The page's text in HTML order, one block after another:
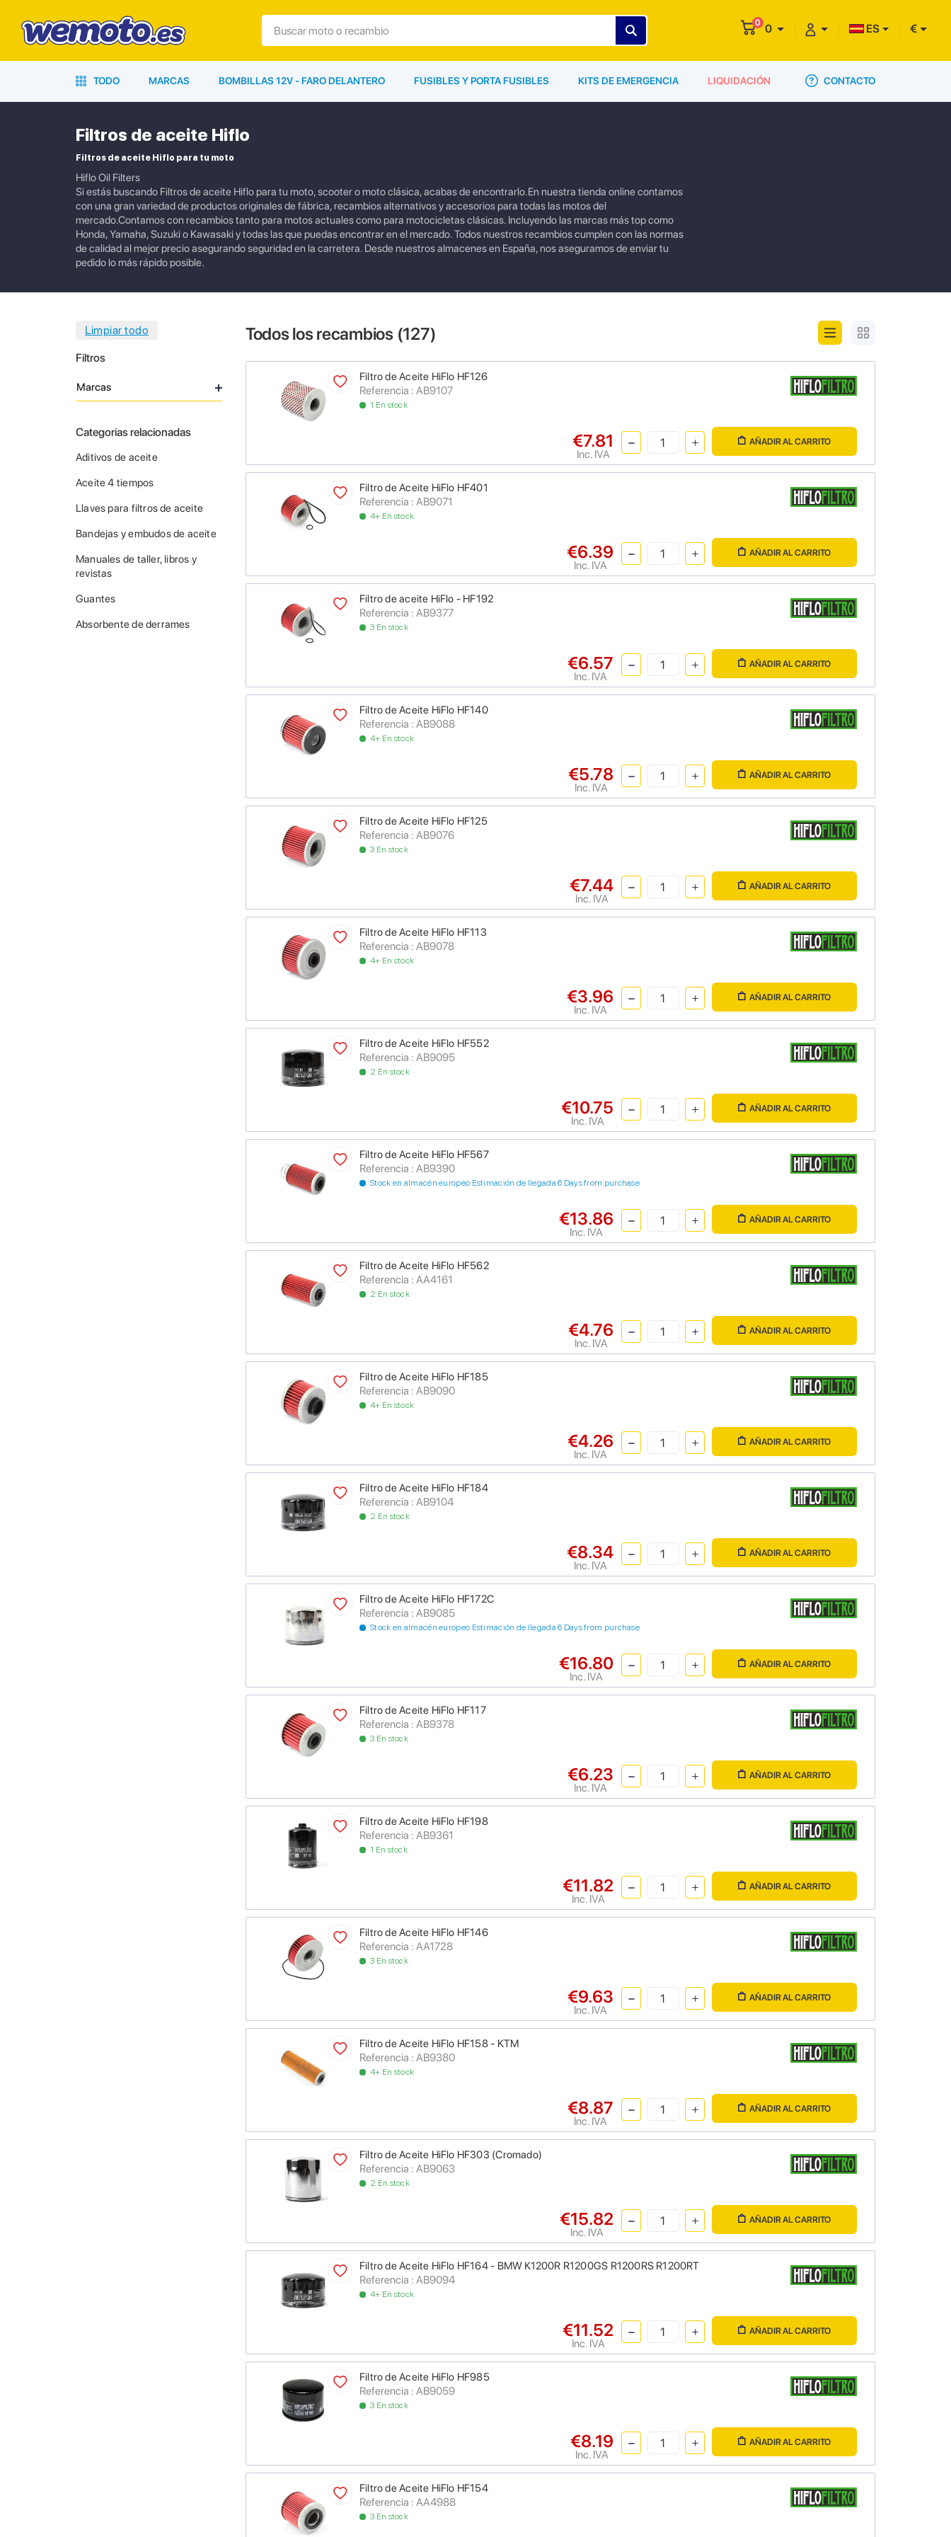
0 0 ES €
TODO MARCAS BOMBILLAS 12V - FARO DELANTERO FUSIBLES Y PORTA FUSIBLES KITS DE EMERGENCIA LIQUIDACIÓN CONTACTO
Filtros de aceite Hiflo
Filtros de aceite Hiflo para tu moto
Hiflo Oil Filters
Si estás buscando Filtros de aceite Hiflo para tu moto, scooter o moto clásica, acabas de encontrarlo.En nuestra tienda online contamos
con una gran variedad de productos originales de fábrica, recambios alternativos y accesorios para todas las motos del
mercado.Contamos con recambios tanto para motos actuales como para motocicletas clásicas. Incluyendo las marcas más top como
Honda, Yamaha, Suzuki o Kawasaki y todas las que puedas encontrar en el mercado. Todos nuestros recambios cumplen con las normas
de calidad al mejor precio asegurando seguridad en la carretera. Desde nuestros almacenes en España, nos aseguramos de enviar tu
pedido lo más rápido posible.
Filtros
Marcas
Categorias relacionadas
Aditivos de aceite
Aceite 4 tiempos
Llaves para filtros de aceite
Bandejas y embudos de aceite
Manuales de taller, libros y
revistas
Guantes
Absorbente de derrames
Todos los recambios (127)
Filtro de Aceite HiFlo HF126
Referencia : AB9107
1 En stock
€7.81
Inc. IVA
AÑADIR AL CARRITO
Filtro de Aceite HiFlo HF401
Referencia : AB9071
4+ En stock
€6.39
Inc. IVA
AÑADIR AL CARRITO
Filtro de aceite HiFlo - HF192
Referencia : AB9377
3 En stock
€6.57
Inc. IVA
AÑADIR AL CARRITO
Filtro de Aceite HiFlo HF140
Referencia : AB9088
4+ En stock
€5.78
Inc. IVA
AÑADIR AL CARRITO
Filtro de Aceite HiFlo HF125
Referencia : AB9076
3 En stock
€7.44
Inc. IVA
AÑADIR AL CARRITO
Filtro de Aceite HiFlo HF113
Referencia : AB9078
4+ En stock
€3.96
Inc. IVA
AÑADIR AL CARRITO
Filtro de Aceite HiFlo HF552
Referencia : AB9095
2 En stock
€10.75
Inc. IVA
AÑADIR AL CARRITO
Filtro de Aceite HiFlo HF567
Referencia : AB9390
Stock en almacén europeo Estimación de llegada 6 Days from purchase
€13.86
Inc. IVA
AÑADIR AL CARRITO
Filtro de Aceite HiFlo HF562
Referencia : AA4161
2 En stock
€4.76
Inc. IVA
AÑADIR AL CARRITO
Filtro de Aceite HiFlo HF185
Referencia : AB9090
4+ En stock
€4.26
Inc. IVA
AÑADIR AL CARRITO
Filtro de Aceite HiFlo HF184
Referencia : AB9104
2 En stock
€8.34
Inc. IVA
AÑADIR AL CARRITO
Filtro de Aceite HiFlo HF172C
Referencia : AB9085
Stock en almacén europeo Estimación de llegada 6 Days from purchase
€16.80
Inc. IVA
AÑADIR AL CARRITO
Filtro de Aceite HiFlo HF117
Referencia : AB9378
3 En stock
€6.23
Inc. IVA
AÑADIR AL CARRITO
Filtro de Aceite HiFlo HF198
Referencia : AB9361
1 En stock
€11.82
Inc. IVA
AÑADIR AL CARRITO
Filtro de Aceite HiFlo HF146
Referencia : AA1728
3 En stock
€9.63
Inc. IVA
AÑADIR AL CARRITO
Filtro de Aceite HiFlo HF158 - KTM
Referencia : AB9380
4+ En stock
€8.87
Inc. IVA
AÑADIR AL CARRITO
Filtro de Aceite HiFlo HF303 (Cromado)
Referencia : AB9063
2 En stock
€15.82
Inc. IVA
AÑADIR AL CARRITO
Filtro de Aceite HiFlo HF164 - BMW K1200R R1200GS R1200RS R1200RT
Referencia : AB9094
4+ En stock
€11.52
Inc. IVA
AÑADIR AL CARRITO
Filtro de Aceite HiFlo HF985
Referencia : AB9059
3 En stock
€8.19
Inc. IVA
AÑADIR AL CARRITO
Filtro de Aceite HiFlo HF154
Referencia : AA4988
3 En stock